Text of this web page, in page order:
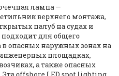
лампа —
верхнего монтажа,
палуб на судах и
для общего
опасных наружных зонах на
площадках,
а также опасных